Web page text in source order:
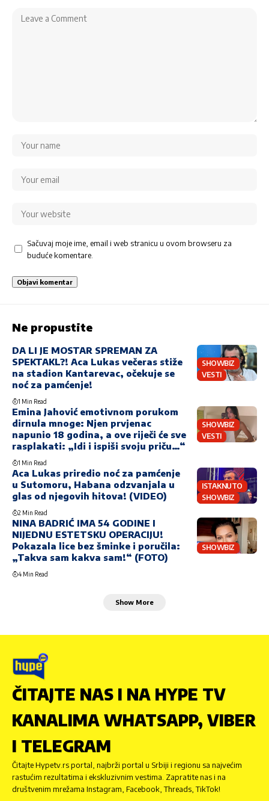
Sačuvaj moje ime, email i web stranicu u ovom browseru za
buduće komentare.
Ne propustite
SHOWBIZ
VESTI
DA LI JE MOSTAR SPREMAN ZA
SPEKTAKL?! Aca Lukas večeras stiže
na stadion Kantarevac, očekuje se
noć za pamćenje!
1 Min Read
SHOWBIZ
VESTI
Emina Jahović emotivnom porukom
dirnula mnoge: Njen prvjenac
napunio 18 godina, a ove riječi će sve
rasplakati: „Idi i ispiši svoju priču…“
1 Min Read
ISTAKNUTO
SHOWBIZ
Aca Lukas priredio noć za pamćenje
u Sutomoru, Habana odzvanjala u
glas od njegovih hitova! (VIDEO)
2 Min Read
SHOWBIZ
NINA BADRIĆ IMA 54 GODINE I
NIJEDNU ESTETSKU OPERACIJU!
Pokazala lice bez šminke i poručila:
„Takva sam kakva sam!“ (FOTO)
4 Min Read
Show More
ČITAJTE NAS I NA HYPE TV
KANALIMA WHATSAPP, VIBER
I TELEGRAM
Čitajte Hypetv.rs portal, najbrži portal u Srbiji i regionu sa najvećim
rastućim rezultatima i ekskluzivnim vestima. Zapratite nas i na
društvenim mrežama Instagram, Facebook, Threads, TikTok!